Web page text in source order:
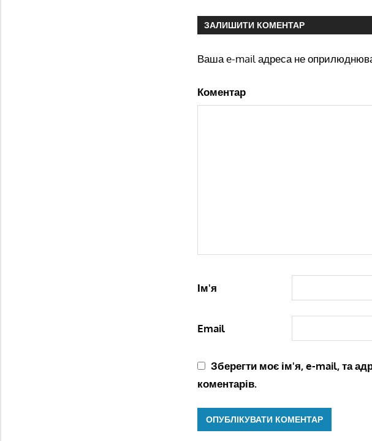
ЗАЛИШИТИ КОМЕНТАР
Ваша e-mail адреса не
Коментар
Ім'я
Email
Зберегти моє ім'я, e-mail, та
коментарів.